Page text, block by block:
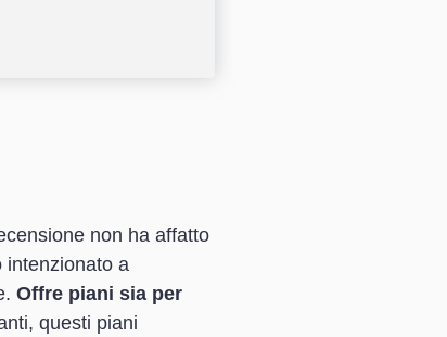
non ha affatto
intenzionato a
Offre piani sia per
questi piani